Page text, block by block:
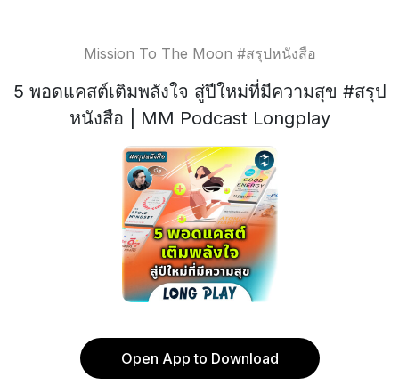
Mission To The Moon #สรุปหนังสือ
5 พอดแคสต์เติมพลังใจ สู่ปีใหม่ที่มีความสุข #สรุป
หนังสือ | MM Podcast Longplay
Open App to Download